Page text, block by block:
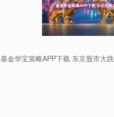
基金华宝策略APP下载 东京股市大跌